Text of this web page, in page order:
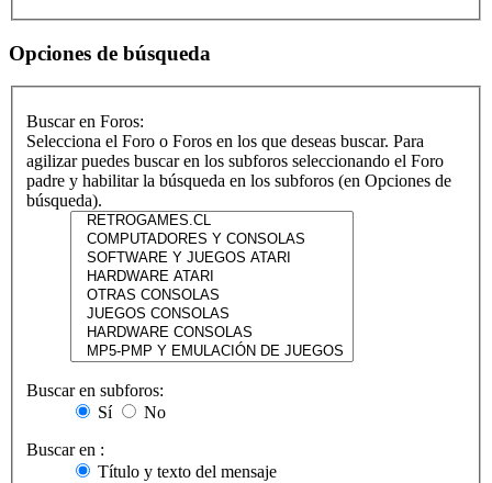
Opciones de búsqueda
Buscar en Foros:
Selecciona el Foro o Foros en los que deseas buscar. Para
agilizar puedes buscar en los subforos seleccionando el Foro
padre y habilitar la búsqueda en los subforos (en Opciones de
búsqueda).
Buscar en subforos:
Sí
No
Buscar en :
Título y texto del mensaje